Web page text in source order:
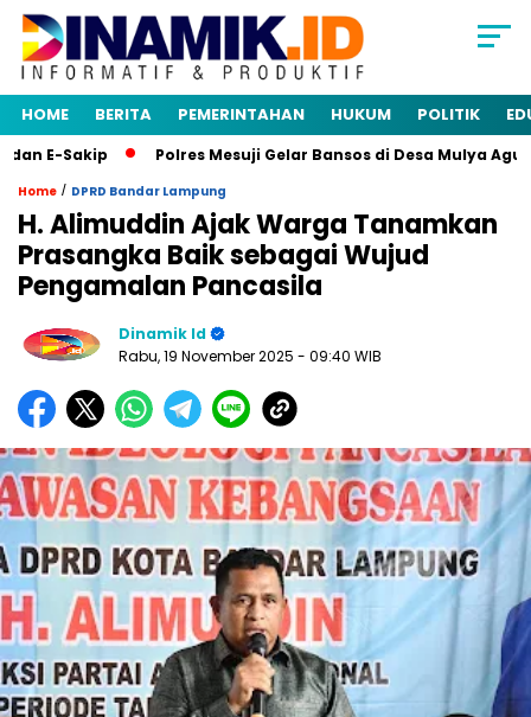
HOME BERITA PEMERINTAHAN HUKUM POLITIK
E-Sakip Polres Mesuji Gelar Bansos di Desa Mulya Agung,
Home / DPRD Bandar Lampung
H. Alimuddin Ajak Warga Tanamkan
Prasangka Baik sebagai Wujud
Pengamalan Pancasila
Dinamik Id
Rabu, 19 November 2025 - 09:40 WIB